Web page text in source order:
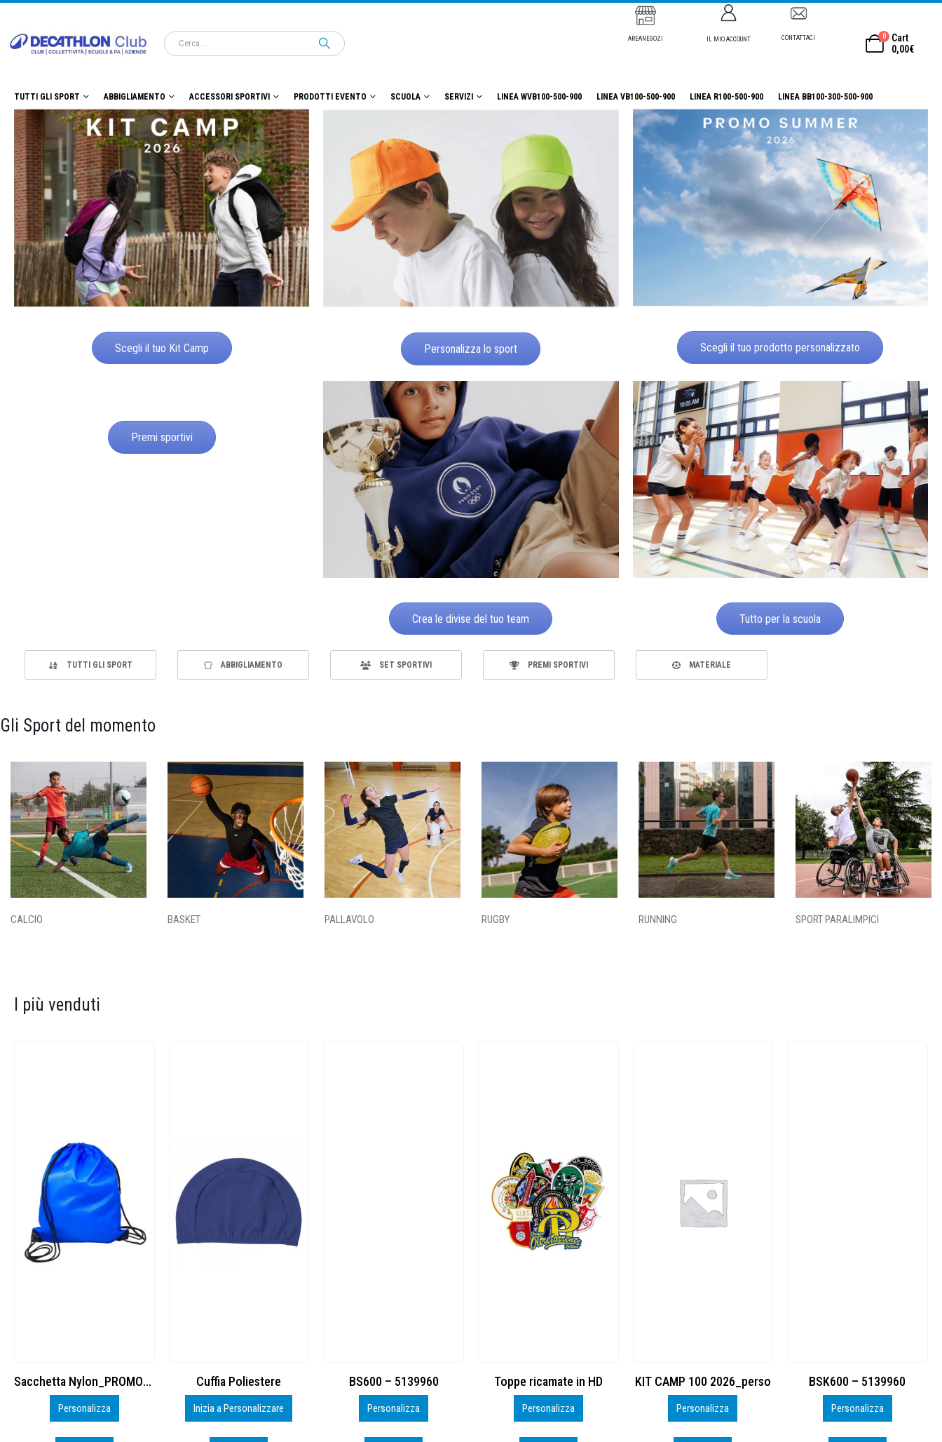
AREANEGOZI IL MIO ACCOUNT CONTATTACI 0
Cart
0,00€
TUTTI GLI SPORT ABBIGLIAMENTO ACCESSORI SPORTIVI PRODOTTI EVENTO SCUOLA SERVIZI LINEA WVB100-500-900 LINEA VB100-500-900 LINEA R100-500-900 LINEA BB100-300-500-900
Scegli il tuo Kit Camp Personalizza lo sport Scegli il tuo prodotto personalizzato
Premi sportivi
Crea le divise del tuo team Tutto per la scuola
TUTTI GLI SPORT ABBIGLIAMENTO SET SPORTIVI PREMI SPORTIVI MATERIALE
Gli Sport del momento
CALCIO BASKET PALLAVOLO RUGBY RUNNING SPORT PARALIMPICI
I più venduti
Cuffia Poliestere
Inizia a Personalizzare
BS600 – 5139960
Personalizza
Toppe ricamate in HD
Personalizza
KIT CAMP 100 2026_perso
Personalizza
BSK600 – 5139960
Personalizza
DTF
Personalizza